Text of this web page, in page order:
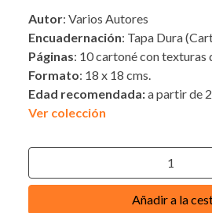
Autor: Varios Autores
Encuadernación: Tapa Dura
Páginas: 10 cartoné con texturas
Formato: 18 x 18 cms.
Edad recomendada:a partir de
Ver colección
Añadir a la